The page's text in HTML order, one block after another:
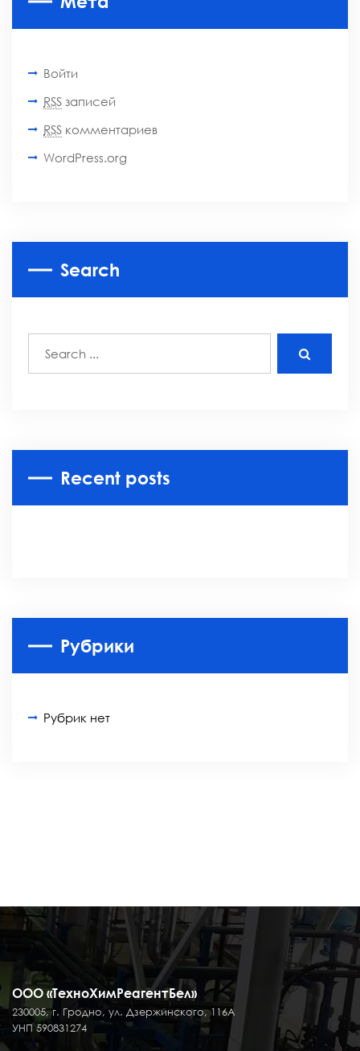
Войти
RSS записей
RSS комментариев
WordPress.org
Search
Recent posts
Рубрики
Рубрик нет
ООО «ТехноХимРеагентБел»
230005, г. Гродно, ул. Дзержинского, 116А
УНП 590831274